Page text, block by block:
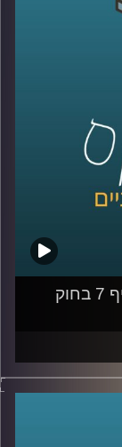
של
מידע מאוד
על
שאמור
ההשפעה
המקוון
השעה הבינתחומית – הסודות שבסעיף 7 בחוק
ביולי 2018 עבר בכנסת, ברוב של 62 חברי